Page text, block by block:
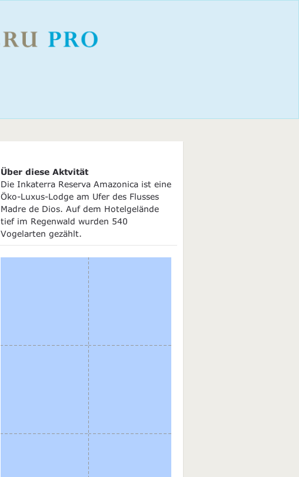
Über diese Aktvität
Die Inkaterra Reserva Amazonica ist eine
Öko-Luxus-Lodge am Ufer des Flusses
Madre de Dios. Auf dem Hotelgelände
tief im Regenwald wurden 540
Vogelarten gezählt.